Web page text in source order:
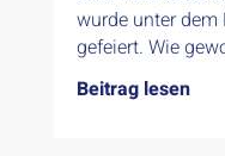
wurde unter dem
gefeiert. Wie
Beitrag lesen